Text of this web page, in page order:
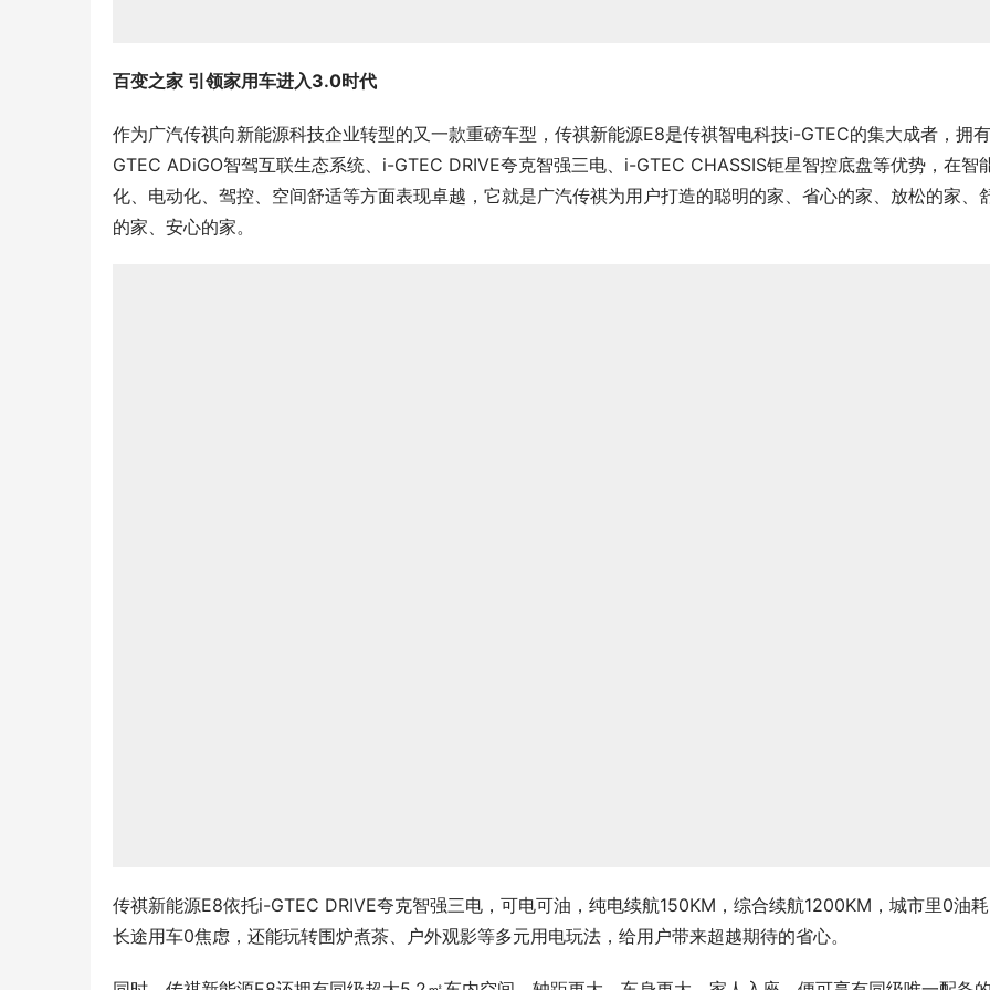
百变之家 引领家用车进入3.0时代
作为广汽传祺向新能源科技企业转型的又一款重磅车型，传祺新能源E8是传祺智电科技i-GTEC的集大成者，拥
GTEC ADiGO智驾互联生态系统、i-GTEC DRIVE夸克智强三电、i-GTEC CHASSIS钜星智控底盘等优势，在智
化、电动化、驾控、空间舒适等方面表现卓越，它就是广汽传祺为用户打造的聪明的家、省心的家、放松的家、
的家、安心的家。
传祺新能源E8依托i-GTEC DRIVE夸克智强三电，可电可油，纯电续航150KM，综合续航1200KM，城市里0油耗
长途用车0焦虑，还能玩转围炉煮茶、户外观影等多元用电玩法，给用户带来超越期待的省心。